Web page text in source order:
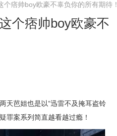
痞帅boy欧豪不辜负你的所有期待！
个痞帅boy欧豪不
天芭姐也是以“迅雷不及掩耳盗铃
罪案系列简直越看越过瘾！